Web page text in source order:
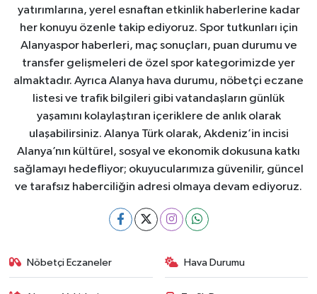
yatırımlarına, yerel esnaftan etkinlik haberlerine kadar
her konuyu özenle takip ediyoruz. Spor tutkunları için
Alanyaspor haberleri, maç sonuçları, puan durumu ve
transfer gelişmeleri de özel spor kategorimizde yer
almaktadır. Ayrıca Alanya hava durumu, nöbetçi eczane
listesi ve trafik bilgileri gibi vatandaşların günlük
yaşamını kolaylaştıran içeriklere de anlık olarak
ulaşabilirsiniz. Alanya Türk olarak, Akdeniz’in incisi
Alanya’nın kültürel, sosyal ve ekonomik dokusuna katkı
sağlamayı hedefliyor; okuyucularımıza güvenilir, güncel
ve tarafsız haberciliğin adresi olmaya devam ediyoruz.
Nöbetçi Eczaneler Hava Durumu